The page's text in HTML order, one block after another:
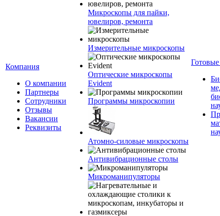
Компания
О компании
Партнеры
Сотрудники
Отзывы
Вакансии
Реквизиты
Микроскопы для пайки,
ювелиров, ремонта
Измерительные микроскопы
Оптические микроскопы
Evident
Программы микроскопии
Атомно-силовые микроскопы
Антивибрационные столы
Микроманипуляторы